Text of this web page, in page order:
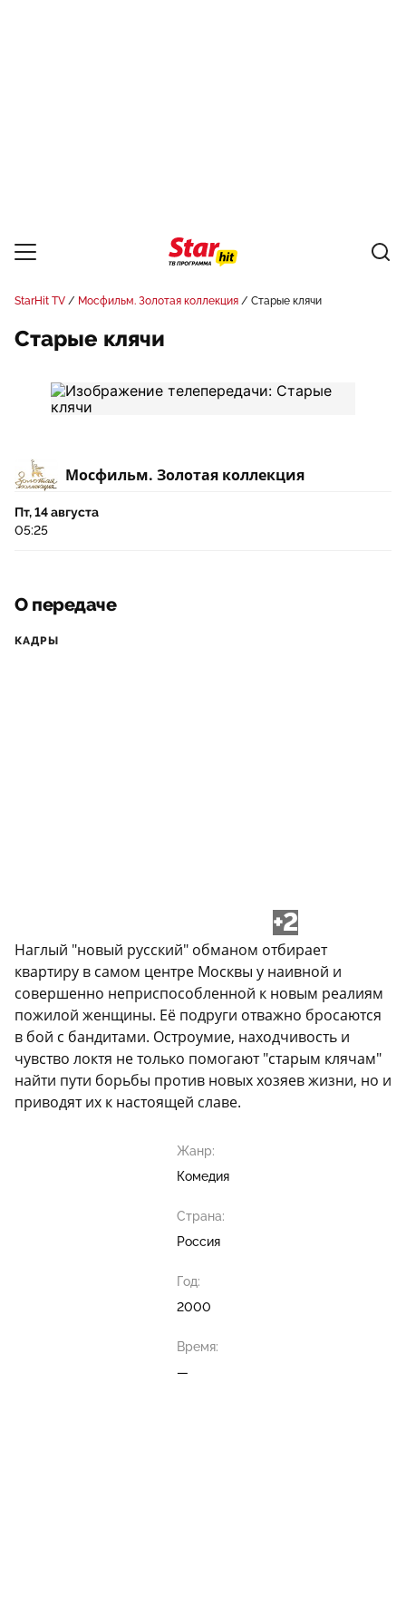
StarHit TV Мосфильм. Золотая коллекция Старые клячи
Старые клячи
Мосфильм. Золотая коллекция
Пт, 14 августа
05:25
О передаче
КАДРЫ
+2
Наглый "новый русский" обманом отбирает
квартиру в самом центре Москвы у наивной и
совершенно неприспособленной к новым реалиям
пожилой женщины. Её подруги отважно бросаются
в бой с бандитами. Остроумие, находчивость и
чувство локтя не только помогают "старым клячам"
найти пути борьбы против новых хозяев жизни, но и
приводят их к настоящей славе.
Жанр:
Комедия
Страна:
Россия
Год:
2000
Время:
—